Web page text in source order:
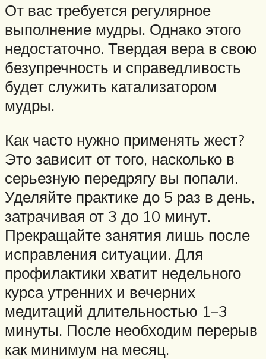
От вас требуется регулярное
выполнение мудры. Однако этого
недостаточно. Твердая вера в свою
безупречность и справедливость
будет служить катализатором
мудры.
Как часто нужно применять жест?
Это зависит от того, насколько в
серьезную передрягу вы попали.
Уделяйте практике до 5 раз в день,
затрачивая от 3 до 10 минут.
Прекращайте занятия лишь после
исправления ситуации. Для
профилактики хватит недельного
курса утренних и вечерних
медитаций длительностью 1–3
минуты. После необходим перерыв
как минимум на месяц.